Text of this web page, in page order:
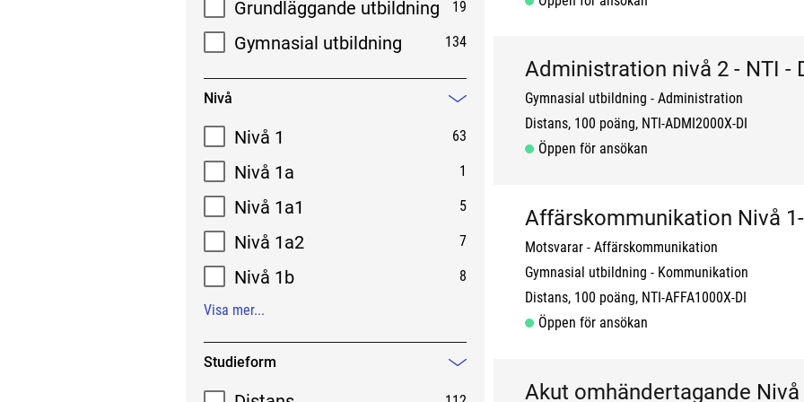
Grundläggande utbildning 19
Gymnasial utbildning 134
Nivå
Mindre information
Nivå 1
63
Nivå 1a 1
Nivå 1a1 5
Nivå 1a2 7
Nivå 1b
8
Visa mer...
Studieform
Administration nivå 2 - NTI -
Gymnasial utbildning
Administration
Distans 100 poäng NTI-ADMI2000X-DI
Öppen för ansökan
Affärskommunikation Nivå
Motsvarar - Affärskommunikation
Gymnasial utbildning
Kommunikation
Distans 100 poäng NTI-AFFA1000X-DI
Öppen för ansökan
Akut omhändertagande Nivå